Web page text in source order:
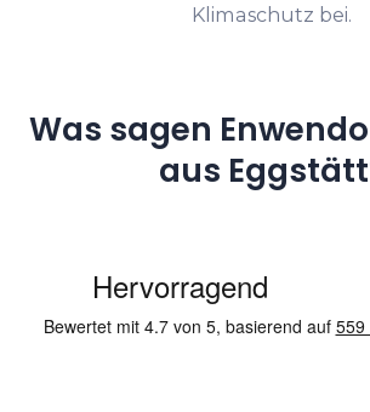
Klimaschutz bei.
Was sagen
aus